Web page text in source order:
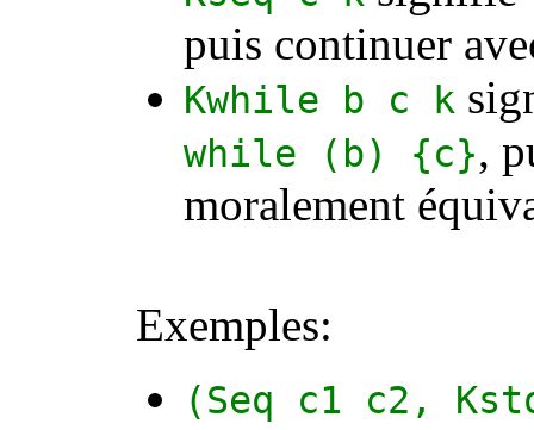
puis continuer
Kwhile b c k
while ( b) {c},
moralement
Exemples:
(Seq c1 c2 ,